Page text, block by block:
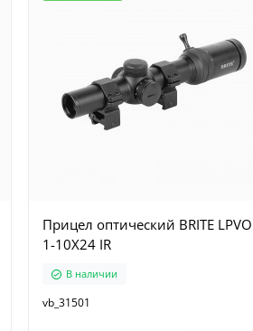
Прицел оптический BRITE LPVO
1-10X24 IR
В наличии
vb_31501